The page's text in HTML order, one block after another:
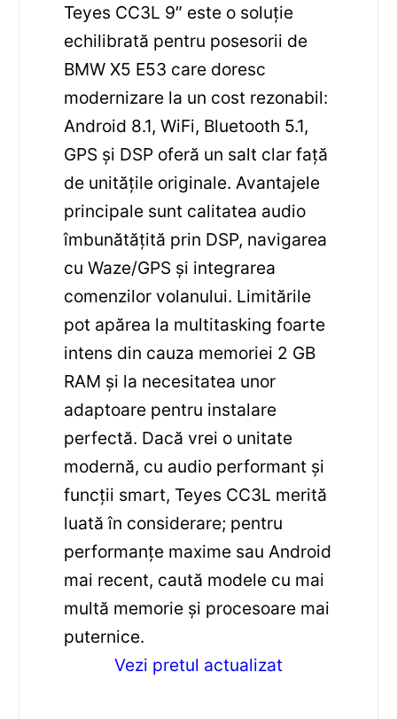
Teyes CC3L 9″ este o soluție
echilibrată pentru posesorii de
BMW X5 E53 care doresc
modernizare la un cost rezonabil:
Android 8.1, WiFi, Bluetooth 5.1,
GPS și DSP oferă un salt clar față
de unitățile originale. Avantajele
principale sunt calitatea audio
îmbunătățită prin DSP, navigarea
cu Waze/GPS și integrarea
comenzilor volanului. Limitările
pot apărea la multitasking foarte
intens din cauza memoriei 2 GB
RAM și la necesitatea unor
adaptoare pentru instalare
perfectă. Dacă vrei o unitate
modernă, cu audio performant și
funcții smart, Teyes CC3L merită
luată în considerare; pentru
performanțe maxime sau Android
mai recent, caută modele cu mai
multă memorie și procesoare mai
puternice.
Vezi pretul actualizat